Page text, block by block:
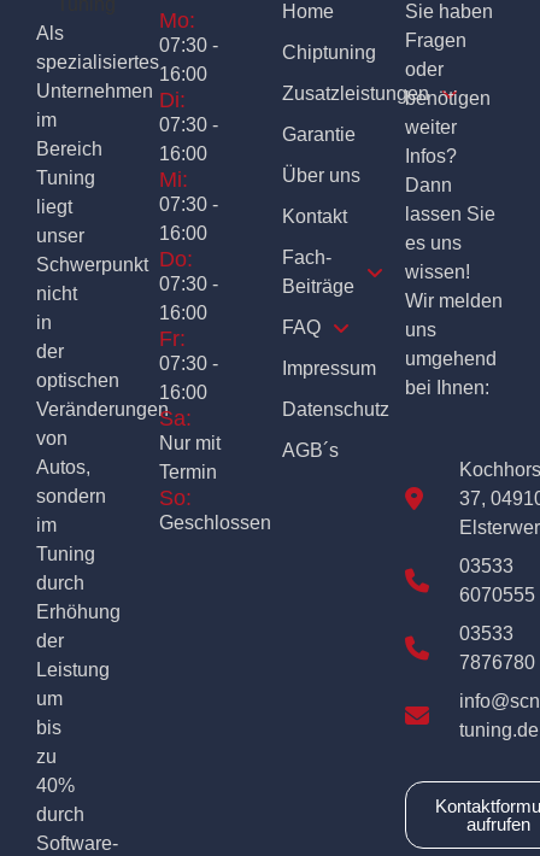
Als
spezialisiertes
Unternehmen
im
Bereich
Tuning
liegt
unser
Schwerpunkt
nicht
in
der
optischen
Veränderungen
von
Autos,
sondern
im
Tuning
durch
Erhöhung
der
Leistung
um
bis
zu
40%
durch
Software-
Mo:
07:30 -
16:00
Di:
07:30 -
16:00
Mi:
07:30 -
16:00
Do:
07:30 -
16:00
Fr:
07:30 -
16:00
Sa:
Nur mit
Termin
So:
Geschlossen
Home
Chiptuning
Zusatzleistungen
Garantie
Über uns
Kontakt
Fach-
Beiträge
FAQ
Impressum
Datenschutz
AGB´s
Sie haben
Fragen
oder
benötigen
weiter
Infos?
Dann
lassen Sie
es uns
wissen!
Wir melden
uns
umgehend
bei Ihnen:
37,
03533
6070555
03533
7876780
tuning.de
aufrufen